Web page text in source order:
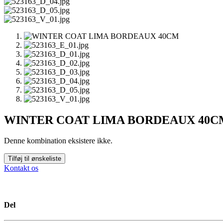
WINTER COAT LIMA BORDEAUX
Denne kombination eksistere ikke.
Tilføj til ønskeliste
Kontakt os
Del